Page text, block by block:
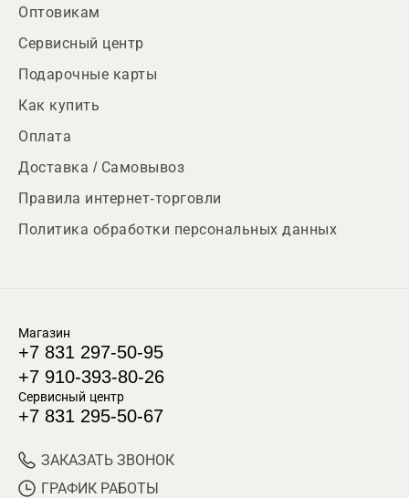
Оптовикам
Сервисный центр
Подарочные карты
Как купить
Оплата
Доставка / Самовывоз
Правила интернет-торговли
Политика обработки персональных данных
Магазин
+7 831 297-50-95
+7 910-393-80-26
Сервисный центр
+7 831 295-50-67
ЗАКАЗАТЬ ЗВОНОК
ГРАФИК РАБОТЫ